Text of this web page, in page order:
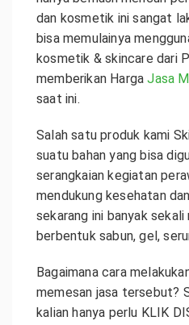
dan kosmetik ini sangat
bisa memulainya
kosmetik & skincare dari
memberikan HargaJasa
saat ini.
Salah satu produk kami
suatu bahan yang bisa
serangkaian kegiatan
mendukung kesehatan
sekarang ini banyak
berbentuk sabun, gel,
Bagaimana cara
memesan jasa tersebut?
kalian hanya perlu KLIK